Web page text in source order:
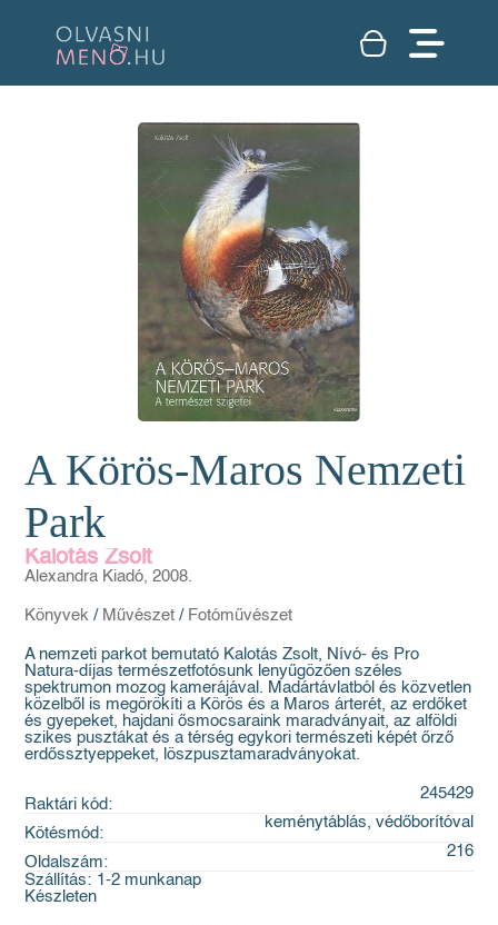
A Körös-Maros Nemzeti
Park
Kalotás Zsolt
Alexandra Kiadó, 2008.
Könyvek / Művészet / Fotóművészet
A nemzeti parkot bemutató Kalotás Zsolt, Nívó- és Pro
Natura-díjas természetfotósunk lenyűgözően széles
spektrumon mozog kamerájával. Madártávlatból és közvetlen
közelből is megörökíti a Körös és a Maros árterét, az erdőket
és gyepeket, hajdani ősmocsaraink maradványait, az alföldi
szikes pusztákat és a térség egykori természeti képét őrző
erdőssztyeppeket, löszpusztamaradványokat.
Raktári kód:
245429
Kötésmód:
keménytáblás, védőborítóval
Oldalszám:
216
Szállítás: 1-2 munkanap
Készleten